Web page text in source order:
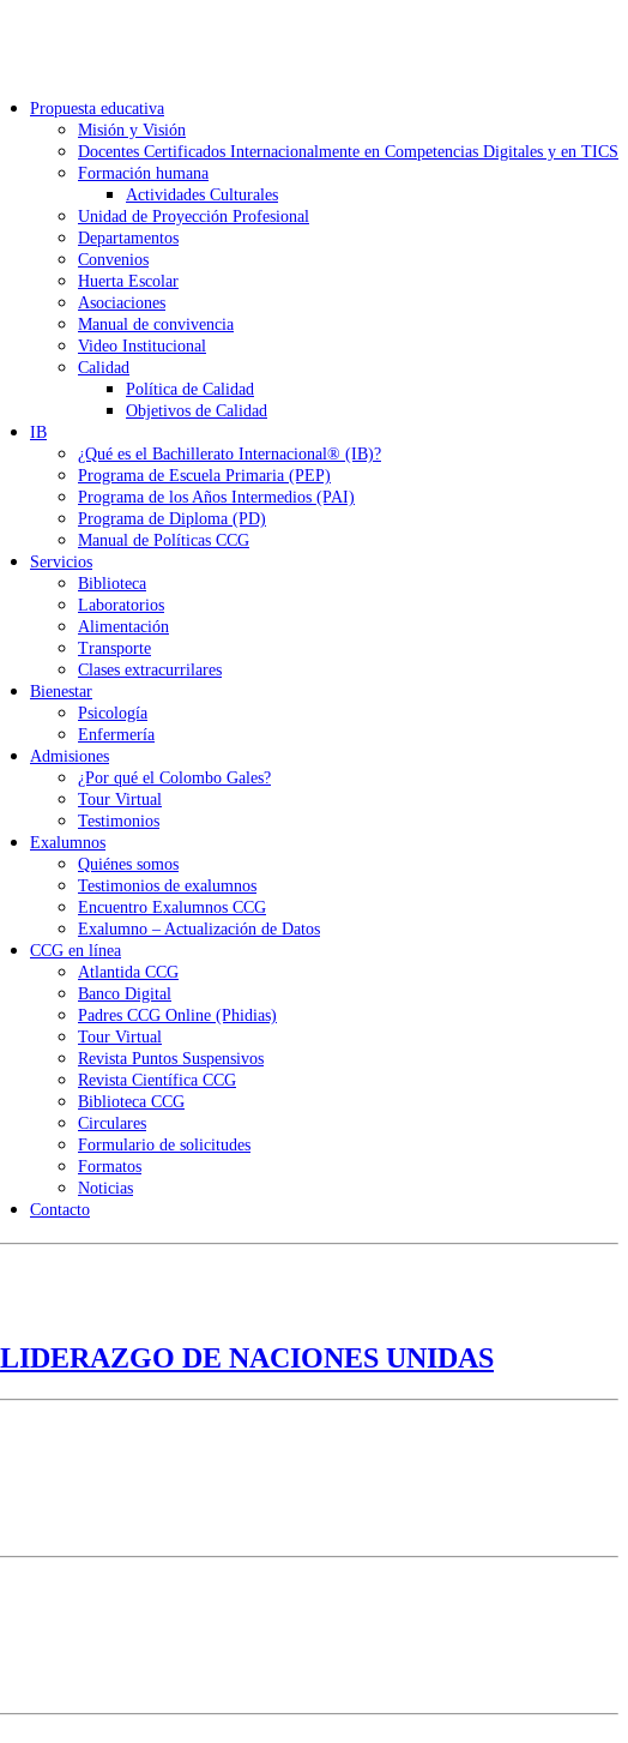
Propuesta educativa
Misión y Visión
Docentes Certificados Internacionalmente en Competencias Digitales y en TICS
Formación humana
Actividades Culturales
Unidad de Proyección Profesional
Departamentos
Convenios
Huerta Escolar
Asociaciones
Manual de convivencia
Video Institucional
Calidad
Política de Calidad
Objetivos de Calidad
IB
¿Qué es el Bachillerato Internacional® (IB)?
Programa de Escuela Primaria (PEP)
Programa de los Años Intermedios (PAI)
Programa de Diploma (PD)
Manual de Políticas CCG
Servicios
Biblioteca
Laboratorios
Alimentación
Transporte
Clases extracurrilares
Bienestar
Psicología
Enfermería
Admisiones
¿Por qué el Colombo Gales?
Tour Virtual
Testimonios
Exalumnos
Quiénes somos
Testimonios de exalumnos
Encuentro Exalumnos CCG
Exalumno – Actualización de Datos
CCG en línea
Atlantida CCG
Banco Digital
Padres CCG Online (Phidias)
Tour Virtual
Revista Puntos Suspensivos
Revista Científica CCG
Biblioteca CCG
Circulares
Formulario de solicitudes
Formatos
Noticias
Contacto
DE NACIONES UNIDAS